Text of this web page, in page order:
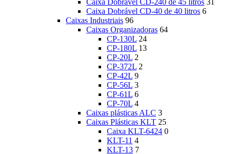
Caixa Dobrável CD-240 de 45 litros 31
Caixa Dobrável CD-40 de 40 litros 6
Caixas Industriais 96
Caixas Organizadoras 64
CP-130L 24
CP-180L 13
CP-20L 2
CP-372L 2
CP-42L 9
CP-56L 3
CP-61L 6
CP-70L 4
Caixas plásticas ALC 3
Caixas Plásticas KLT 25
Caixa KLT-6424 0
KLT-11 4
KLT-13 7